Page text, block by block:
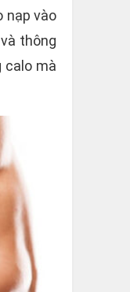
nạp vào
thông
calo mà